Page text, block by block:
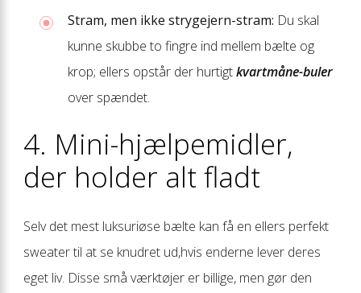
Stram, men ikke strygejern-stram: Du skal
kunne skubbe to fingre ind mellem bælte og
krop; ellers opstår der hurtigtkvartmåne-buler
over spændet.
4. Mini-hjælpemidler,
der holder alt fladt
Selv det mest luksuriøse bælte kan få en ellers perfekt
sweater til at se knudret ud,hvis enderne lever deres
eget liv. Disse små værktøjer er billige, men gør den